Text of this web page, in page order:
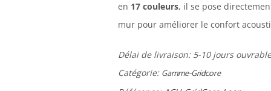
en 17 couleurs, il se pose
mur pour améliorer le confort
Délai de livraison:5-10 jours
Catégorie: Gamme-Gridcore